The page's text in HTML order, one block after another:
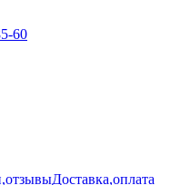
60
Доставка,оплата